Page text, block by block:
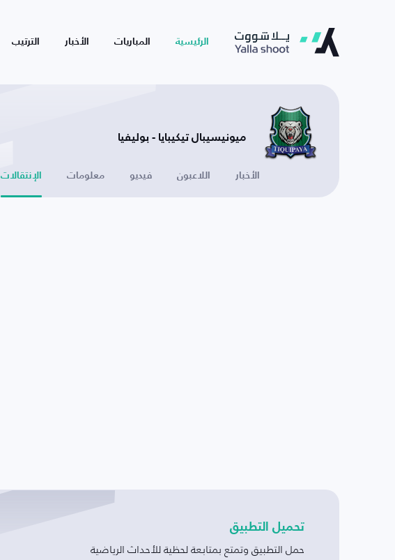
الرئيسية المباريات الأخبار الترتيب
ميونيسيبال تيكيبايا - بوليفيا
الأخبار اللاعبون فيديو معلومات الإنتقالات
تحميل التطبيق
حمل التطبيق وتمتع بمتابعة لحظية للأحداث الرياضية